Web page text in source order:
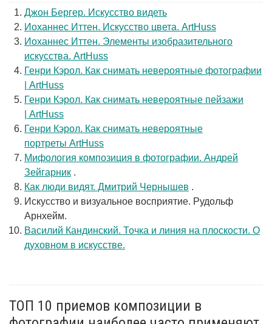
Джон Бергер. Искусство видеть
Иоханнес Иттен. Искусство цвета. ArtHuss
Иоханнес Иттен. Элементы изобразительного
искусства. ArtHuss
Генри Кэрол. Как снимать невероятные фотографии
| ArtHuss
Генри Кэрол. Как снимать невероятные пейзажи
| ArtHuss
Генри Кэрол. Как снимать невероятные
портреты ArtHuss
Мифология композиция в фотографии. Андрей
Зейгарник .
Как люди видят. Дмитрий Чернышев .
Искусство и визуальное восприятие. Рудольф
Арнхейм.
Василий Кандинский. Точка и линия на плоскости. О
духовном в искусстве.
ТОП 10 приемов композиции в